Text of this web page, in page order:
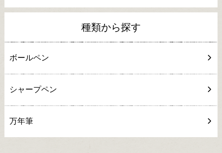
種類から探す
ボールペン
シャープペン
万年筆